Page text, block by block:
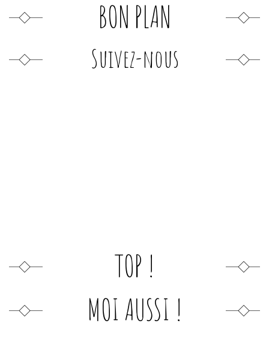
BON PLAN
Suivez-nous
TOP !
MOI AUSSI !